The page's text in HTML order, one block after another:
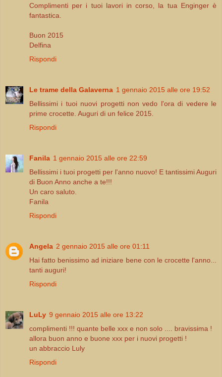
Complimenti per i tuoi lavori in corso, la tua Enginger è
fantastica.
Buon 2015
Delfina
Rispondi
Le trame della Galaverna 1 gennaio 2015 alle ore 19:52
Bellissimi i tuoi nuovi progetti non vedo l'ora di vedere le
prime crocette. Auguri di un felice 2015.
Rispondi
Fanila 1 gennaio 2015 alle ore 22:59
Bellissimi i tuoi progetti per l'anno nuovo! E tantissimi Auguri
di Buon Anno anche a te!!!
Un caro saluto.
Fanila
Rispondi
Angela 2 gennaio 2015 alle ore 01:11
Hai fatto benissimo ad iniziare bene con le crocette l'anno...
tanti auguri!
Rispondi
LuLy 9 gennaio 2015 alle ore 13:22
complimenti !!! quante belle xxx e non solo .... bravissima !
allora buon anno e buone xxx per i nuovi progetti !
un abbraccio Luly
Rispondi